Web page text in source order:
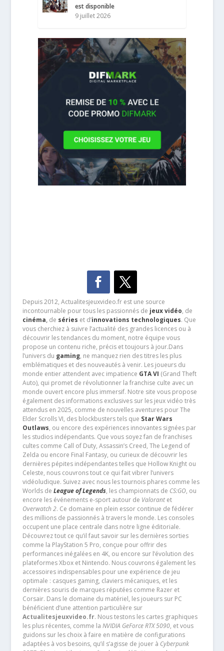
est disponible
9 juillet 2026
Depuis 2012, Actualitesjeuxvideo.fr est une source
incontournable pour tous les passionnés de jeux vidéo, de
cinéma,de séries et d’innovations technologiques. Que
vous cherchiez à suivre l’actualité des grandes licences ou à
découvrir les tendances du moment, notre équipe vous
propose un contenu riche, précis et toujours à jour.Dans
l’univers du gaming, ne manquez rien des titres les plus
emblématiques et des nouveautés à venir. Les joueurs du
monde entier attendent avec impatience GTA VI (Grand Theft
Auto), qui promet de révolutionner la franchise culte avec un
monde ouvert encore plus immersif. Notre site vous propose
également des informations exclusives sur les jeux vidéo très
attendus en 2025, comme de nouvelles aventures pour The
Elder Scrolls VI, des blockbusters tels que Star Wars
Outlaws, ou encore des expériences innovantes signées par
les studios indépendants. Que vous soyez fan de franchises
cultes comme Call of Duty, Assassin’s Creed, The Legend of
Zelda ou encore Final Fantasy, ou curieux de découvrir les
dernières pépites indépendantes telles que Hollow Knight ou
Celeste, nous couvrons tout ce qui fait vibrer l’univers
vidéoludique. Suivez avec nous les tournois phares comme les
Worlds de League of Legends, les championnats de CS:GO, ou
encore les événements e-sport autour de Valorantet
Overwatch 2. Ce domaine en plein essor continue de fédérer
des millions de passionnés à travers le monde. Les consoles
occupent une place centrale dans notre ligne éditoriale.
Découvrez tout ce qu’il faut savoir sur les dernières sorties
comme la PlayStation 5 Pro, conçue pour offrir des
performances inégalées en 4K, ou encore sur l’évolution des
plateformes Xbox et Nintendo. Nous couvrons également les
accessoires indispensables pour une expérience de jeu
optimale : casques gaming, claviers mécaniques, et les
dernières souris de marques réputées comme Razer et
Corsair. Dans le domaine du matériel, les joueurs sur PC
bénéficient d’une attention particulière sur
Actualitesjeuxvideo.fr. Nous testons les cartes graphiques
les plus récentes, comme la NVIDIA GeForce RTX 5090, et vous
guidons sur les choix à faire en matière de configurations
adaptées à vos besoins, qu’il s’agisse de jouer à Cyberpunk